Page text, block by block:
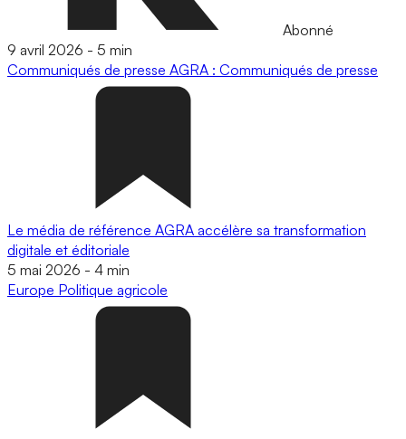
Abonné
9 avril 2026 - 5 min
Communiqués de presse AGRA : Communiqués de presse
Le média de référence AGRA accélère sa transformation
digitale et éditoriale
5 mai 2026 - 4 min
Europe Politique agricole